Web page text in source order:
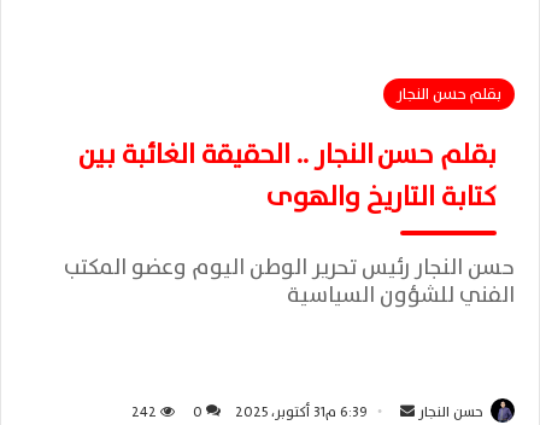
بقلم حسن النجار
بقلم حسن النجار .. الحقيقة الغائبة بين
كتابة التاريخ والهوى
حسن النجار رئيس تحرير الوطن اليوم وعضو المكتب
الفني للشؤون السياسية
حسن النجار 6:39 م31 أكتوبر، 2025 0
242